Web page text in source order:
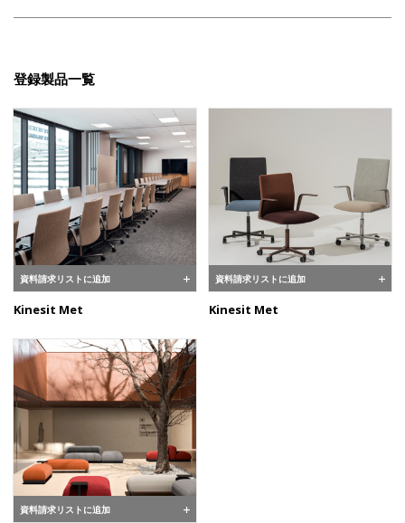
登録製品一覧
資料請求リストに追加
Kinesit Met
資料請求リストに追加
Kinesit Met
資料請求リストに追加